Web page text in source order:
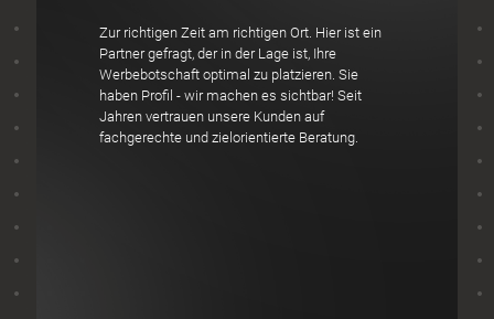
Zur richtigen Zeit am richtigen Ort. Hier ist ein
Partner gefragt, der in der Lage ist, Ihre
Werbebotschaft optimal zu platzieren. Sie
haben Profil - wir machen es sichtbar! Seit
Jahren vertrauen unsere Kunden auf
fachgerechte und zielorientierte Beratung.